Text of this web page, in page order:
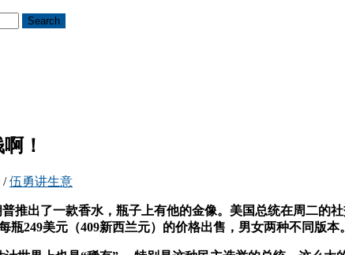
Search
！
/伍勇讲生意
推出了一款香水，瓶子上有他的金像。 美国总统在周二的
瓶249美元（409新西兰元）的价格出售，男女两种不同版本